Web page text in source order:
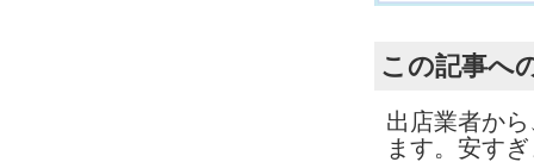
この記事へ
出店業者か
ます。安す